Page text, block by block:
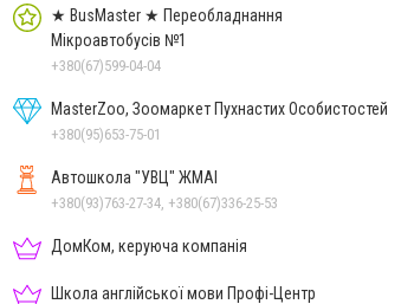
★ BusMaster ★ Переобладнання
Мікроавтобусів №1
+380(67)599-04-04
MasterZoo, Зоомаркет Пухнастих Особистостей
+380(95)653-75-01
Автошкола "УВЦ" ЖМАІ
+380(93)763-27-34, +380(67)336-25-53
ДомКом, керуюча компанія
Школа англійської мови Профі-Центр